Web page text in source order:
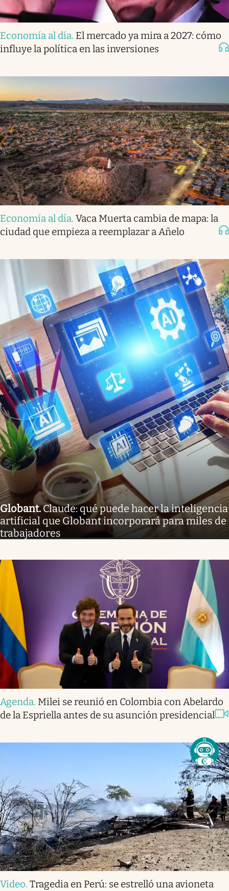
Economía al día. El mercado ya mira a 2027: cómo
influye la política en las inversiones
Economía al día. Vaca Muerta cambia de mapa: la
ciudad que empieza a reemplazar a Añelo
Globant.Claude: qué puede hacer la inteligencia
artificial que Globant incorporará para miles de
trabajadores
Agenda. Milei se reunió en Colombia con Abelardo
de la Espriella antes de su asunción presidencial
Video. Tragedia en Perú: se estrelló una avioneta